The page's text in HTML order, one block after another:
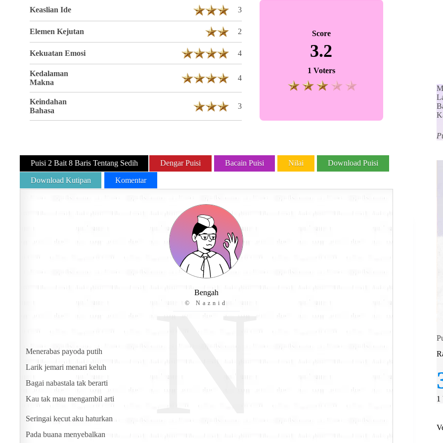
Keaslian Ide 3
Elemen Kejutan 2
Kekuatan Emosi 4
Kedalaman
Makna
4
Keindahan
Bahasa
3
Score
3.2
1 Voters
Puisi 2 Bait 8 Baris Tentang Sedih Dengar Puisi Bacain Puisi Nilai Download Puisi
Download Kutipan Komentar
N
Bengah
© Naznid
Menerabas payoda putih
Larik jemari menari keluh
Bagai nabastala tak berarti
Kau tak mau mengambil arti
Seringai kecut aku haturkan
Pada buana menyebalkan
1